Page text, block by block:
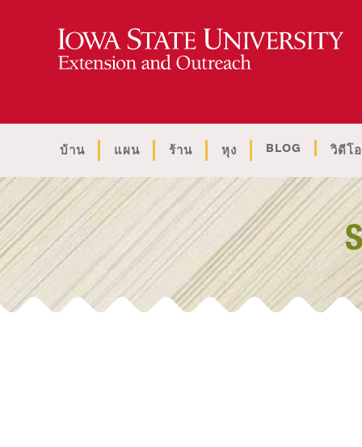
บ้าน แผน ร้าน หุง BLOG วิดีโอ